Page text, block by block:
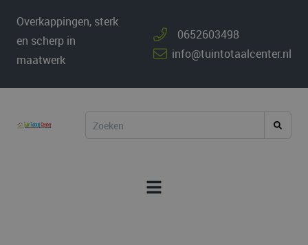
Overkappingen, sterk
en scherp in
maatwerk
0652603498
info@tuintotaalcenter.nl